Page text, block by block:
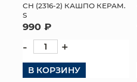
СН (2316-2) КАШПО КЕРАМ.
S
990 ₽
- +
В КОРЗИНУ